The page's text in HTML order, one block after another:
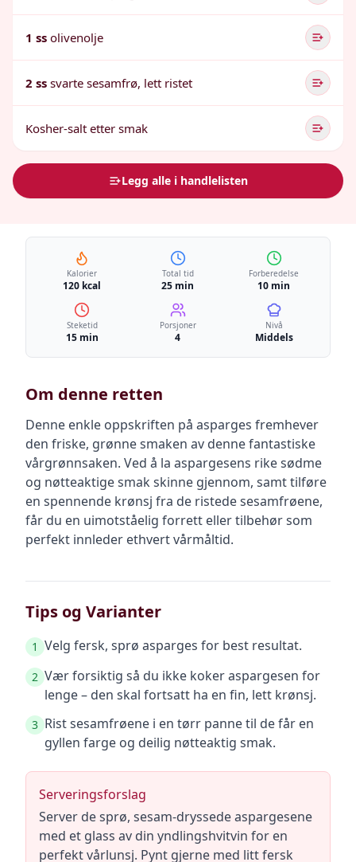
1 ss olivenolje
2 ss svarte sesamfrø, lett ristet
Kosher-salt etter smak
Legg alle i handlelisten
Kalorier
120 kcal
Total tid
25 min
Forberedelse
10 min
Steketid
15 min
Porsjoner
4
Nivå
Middels
Om denne retten
Denne enkle oppskriften på asparges fremhever
den friske, grønne smaken av denne fantastiske
vårgrønnsaken. Ved å la aspargesens rike sødme
og nøtteaktige smak skinne gjennom, samt tilføre
en spennende krønsj fra de ristede sesamfrøene,
får du en uimotståelig forrett eller tilbehør som
perfekt innleder ethvert vårmåltid.
Tips og Varianter
1 Velg fersk, sprø asparges for best resultat.
2 Vær forsiktig så du ikke koker aspargesen for
lenge – den skal fortsatt ha en fin, lett krønsj.
3 Rist sesamfrøene i en tørr panne til de får en
gyllen farge og deilig nøtteaktig smak.
Serveringsforslag
Server de sprø, sesam-dryssede aspargesene
med et glass av din yndlingshvitvin for en
perfekt vårlunsj. Pynt gjerne med litt fersk